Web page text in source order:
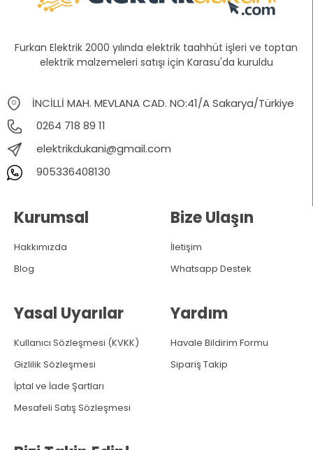
Furkan Elektrik 2000 yılında elektrik taahhüt işleri ve toptan
elektrik malzemeleri satışı için Karasu'da kuruldu
İNCİLLİ MAH. MEVLANA CAD. NO:41/A Sakarya/Türkiye
0264 718 89 11
elektrikdukani@gmail.com
905336408130
Kurumsal
Hakkımızda
Blog
Yasal Uyarılar
Kullanıcı Sözleşmesi (KVKK)
Gizlilik Sözleşmesi
İptal ve İade Şartları
Mesafeli Satış Sözleşmesi
Bize Ulaşın
İletişim
Whatsapp Destek
Yardım
Havale Bildirim Formu
Sipariş Takip